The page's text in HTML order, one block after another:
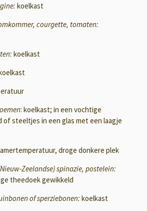
koelkast
courgette, tomaten:
koelkast
: koelkast; in een vochtige
of steeltjes in een glas met een laagje
droge donkere plek
Zeelandse) spinazie, postelein:
theedoek gewikkeld
of sperziebonen: koelkast